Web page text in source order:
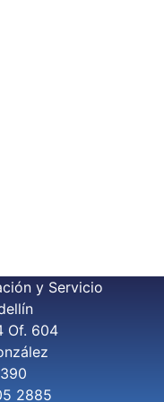
y Servicio
Of. 604
2885